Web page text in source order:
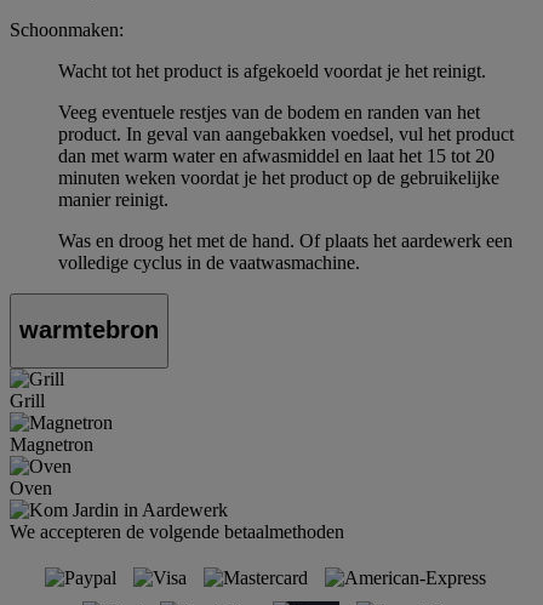
Schoonmaken:
Wacht tot het product is afgekoeld voordat je het reinigt.
Veeg eventuele restjes van de bodem en randen van het
product. In geval van aangebakken voedsel, vul het product
dan met warm water en afwasmiddel en laat het 15 tot 20
minuten weken voordat je het product op de gebruikelijke
manier reinigt.
Was en droog het met de hand. Of plaats het aardewerk een
volledige cyclus in de vaatwasmachine.
warmtebron
Grill
Magnetron
Oven
We accepteren de volgende betaalmethoden